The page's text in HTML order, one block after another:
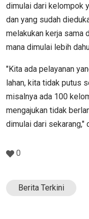
dimulai dari kelompok
dan yang sudah
melakukan kerja sama
mana dimulai lebih
"Kita ada pelayanan
lahan, kita tidak putus
misalnya ada 100
mengajukan tidak
dimulai dari sekarang,"
0
Berita Terkini